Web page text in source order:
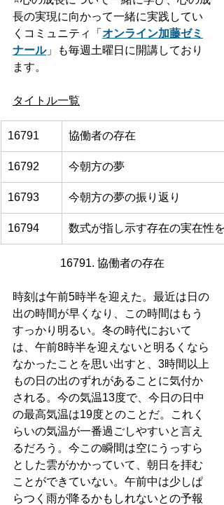
長の実現に向かって一緒に実践してい
くコミュニティ「 オンライン加藤ゼミ
ナール」も毎週土曜日に開講しており
ます。
タイトル一覧
16791 協働者の存在
16792 今朝方の夢
16793 今朝方の夢の振り返り
16794 数式が指し示す存在の実在性を
16791. 協働者の存在
時刻は午前5時半を迎えた。最近は日の
出の時間が早くなり、この時間はもう
すっかり明るい。冬の時代において
は、午前8時半を迎えないと明るくなら
なかったことを思い出すと、3時間以上
もの日の出のずれがあることに気付か
される。今の気温13度で、今日の日中
の最高気温は19度とのことだ。これく
らいの気温が一番過ごしやすいと言え
るだろう。今この瞬間は空にうっすら
とした雲がかかっていて、朝日を拝む
ことができていない。午前中は少しぱ
らつく雨が降るかもしれないとの予報